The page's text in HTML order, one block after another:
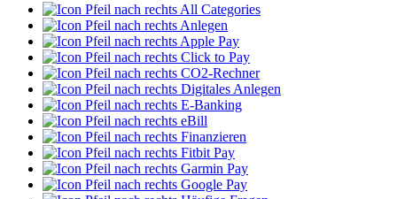
All Categories
Anlegen
Apple Pay
Click to Pay
CO2-Rechner
Digitales Anlegen
E-Banking
eBill
Finanzieren
Fitbit Pay
Garmin Pay
Google Pay